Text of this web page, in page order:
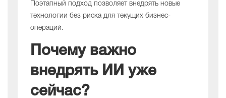
Поэтапный подход позволяет внедрять новые
технологии без риска для текущих бизнес-
операций.
Почему важно
внедрять ИИ уже
сейчас?